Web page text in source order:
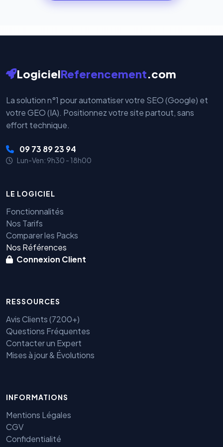
LogicielReferencement.com
La solution n°1 pour automatiser votre SEO (Google) et
votre GEO (IA). Positionnez votre site partout, sans
effort technique.
09 73 89 23 94
Lun-Ven: 9h30 - 18h00
LE LOGICIEL
Fonctionnalités
Nos Tarifs
Comparer les Packs
Nos Références
Connexion Client
RESSOURCES
Avis Clients (7200+)
Questions Fréquentes
Contacter un Expert
Mises à jour & Évolutions
INFORMATIONS
Mentions Légales
CGV
Confidentialité